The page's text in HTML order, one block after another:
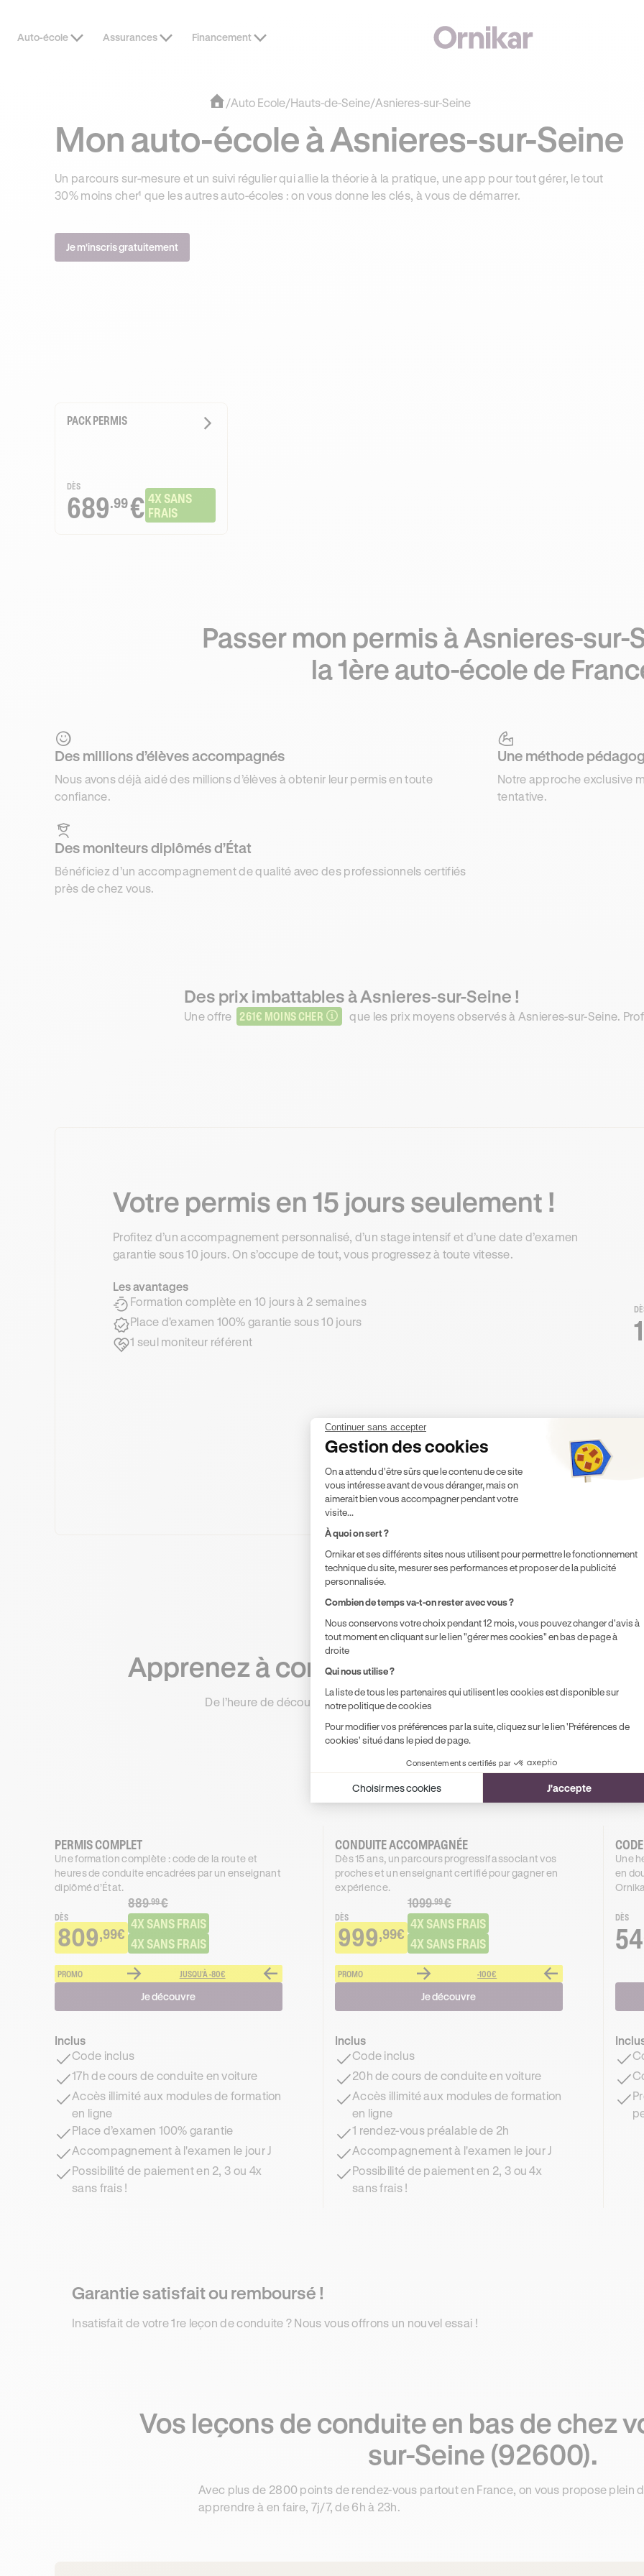
OFFRE EXCLUSIVE JUSQU’À 170€ OFFERTS AVEC REVOLUT + 3 MOIS DEEZER PREMIUM OFFERTS* !
Auto-école Assurances Financement
/Auto Ecole/Hauts-de-Seine/Asnieres-sur-Seine
Mon auto-école à Asnieres-sur-Seine
Un parcours sur-mesure et un suivi régulier qui allie la théorie à la pratique, une app pour tout gérer, le tout
30% moins cher¹ que les autres auto-écoles : on vous donne les clés, à vous de démarrer.
Je m'inscris gratuitement
PACK PERMIS
DÈS
689.99€ 4X SANS
FRAIS
Passer mon permis à Asnieres-sur-
la 1ère auto-école de
Des millions d’élèves accompagnés
Nous avons déjà aidé des millions d’élèves à obtenir leur permis en toute
confiance.
Une méthode
Notre approche exclusive
tentative.
Des moniteurs diplômés d’État
Bénéficiez d’un accompagnement de qualité avec des professionnels certifiés
près de chez vous.
Des prix imbattables à Asnieres-sur-Seine !
Une offre 261€ MOINS CHER que les prix moyens observés à Asnieres-sur-Seine.
Votre permis en 15 jours seulement !
Profitez d’un accompagnement personnalisé, d’un stage intensif et d’une date d’examen
garantie sous 10 jours. On s’occupe de tout, vous progressez à toute vitesse.
Les avantages
Formation complète en 10 jours à 2 semaines
Place d'examen 100% garantie sous 10 jours
1 seul moniteur référent
Apprenez à conduire à Asnieres-sur-
De l’heure de découverte au permis complet, nos formations s'adaptent à vos
Boite manuelle Boîte automatique
PERMIS COMPLET
Une formation complète : code de la route et
heures de conduite encadrées par un enseignant
diplômé d’État.
DÈS
809,99€
889 .99€
4X SANS FRAIS
4X SANS FRAIS
PROMO JUSQU'À -80€
Je découvre
Inclus
Code inclus
17h de cours de conduite en voiture
Accès illimité aux modules de formation
en ligne
Place d’examen 100% garantie
Accompagnement à l'examen le jour J
Possibilité de paiement en 2, 3 ou 4x
sans frais !
CONDUITE ACCOMPAGNÉE
Dès 15 ans, un parcours progressif associant vos
proches et un enseignant certifié pour gagner en
expérience.
DÈS
999,99€
1099.99€
4X SANS FRAIS
4X SANS FRAIS
PROMO -100€
Je découvre
Inclus
Code inclus
20h de cours de conduite en voiture
Accès illimité aux modules de formation
en ligne
1 rendez-vous préalable de 2h
Accompagnement à l'examen le jour J
Possibilité de paiement en 2, 3 ou 4x
sans frais !
Une
en
DÈS
54
Garantie satisfait ou remboursé !
Insatisfait de votre 1re leçon de conduite ? Nous vous offrons un nouvel essai !
Vos leçons de conduite en bas de chez
sur-Seine (92600).
Avec plus de 2800 points de rendez-vous partout en France, on vous propose plein
apprendre à en faire, 7j/7, de 6h à 23h.
Continuer sans accepter
Gestion des cookies
Plateforme de Gestion du
On a attendu d'être sûrs que le contenu de ce site
vous intéresse avant de vous déranger, mais on
aimerait bien vous accompagner pendant votre
visite...
À quoi on sert ?
Ornikar et ses différents sites nous utilisent pour permettre le fonctionnement
technique du site, mesurer ses performances et proposer de la publicité
personnalisée.
Combien de temps va-t-on rester avec vous ?
Nous conservons votre choix pendant 12 mois, vous pouvez changer d'avis à
tout moment en cliquant sur le lien "gérer mes cookies" en bas de page à
droite
Qui nous utilise ?
La liste de tous les partenaires qui utilisent les cookies est disponible sur
notre politique de cookies
Pour modifier vos préférences par la suite, cliquez sur le lien 'Préférences de
cookies' situé dans le pied de page.
Consentements certifiés par
Choisir mes cookies J'accepte
Axeptio consent